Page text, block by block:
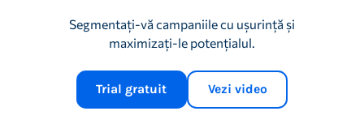
Segmentați-vă campaniile cu ușurință și
maximizați-le potențialul.
Trial gratuit Vezi video